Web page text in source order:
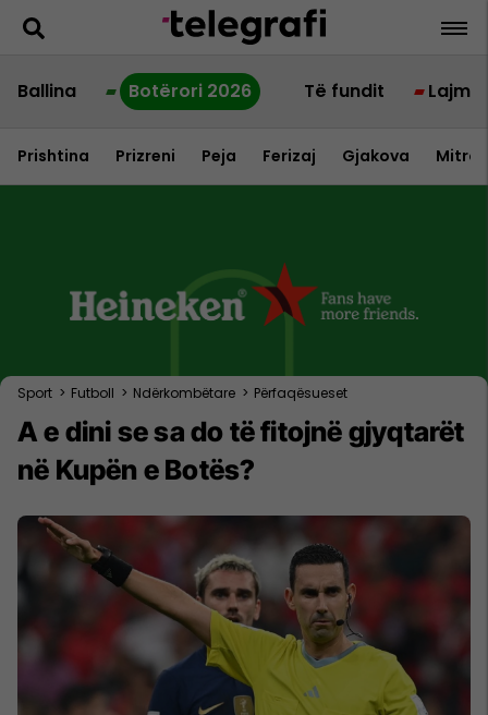
Ballina Botërori 2026 Të fundit Lajme
Prishtina Prizreni Peja Ferizaj Gjakova
Sport > Futboll > Ndërkombëtare > Përfaqësueset
A e dini se sa do të fitojnë gjyqtarët
në Kupën e Botës?